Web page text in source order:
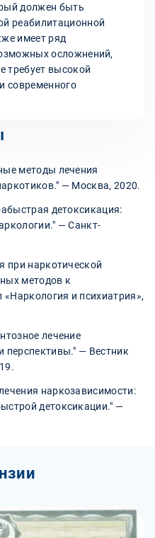
должен быть
реабилитационной
имеет ряд
осложнений,
требует высокой
современного
методы лечения
— Москва, 2020.
детоксикация:
— Санкт-
при наркотической
методов к
и психиатрия»,
лечение
перспективы." — Вестник
наркозависимости:
детоксикации." —